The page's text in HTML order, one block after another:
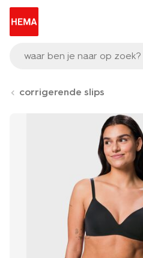
waar ben je naar op zoek?
corrigerende slips